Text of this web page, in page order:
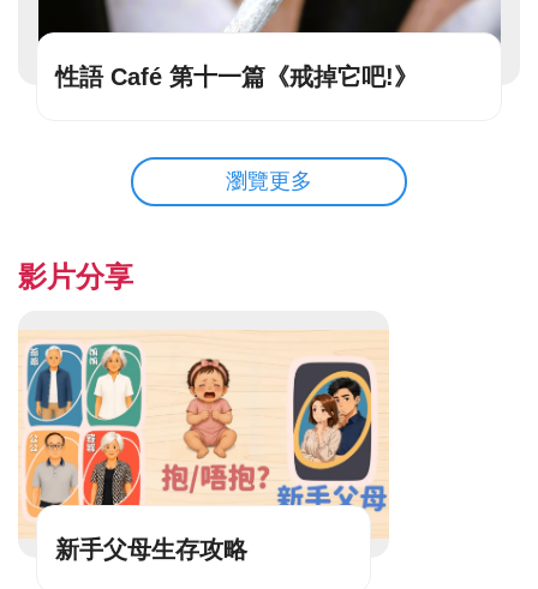
性語 Café 第十一篇《戒掉它吧!》
瀏覽更多
影片分享
新手父母生存攻略